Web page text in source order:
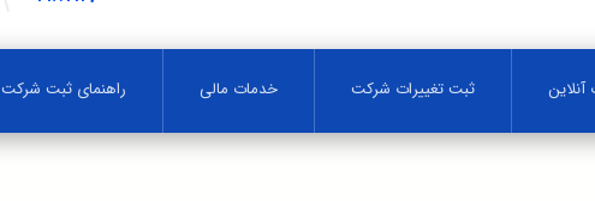
ثبت تغییرات شرکت خدمات مالی راهنمای ثبت شرکت